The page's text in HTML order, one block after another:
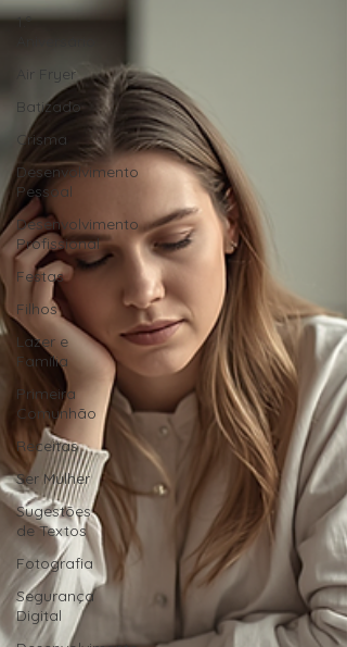
1.º
Air Fryer
Batizado
Crisma
Desenvolvimento
Pessoal
Desenvolvimento
Profissional
Festas
Filhos
Lazer e
Família
Primeira
Comunhão
Receitas
Ser Mulher
Sugestões
de Textos
Fotografia
Segurança
Digital